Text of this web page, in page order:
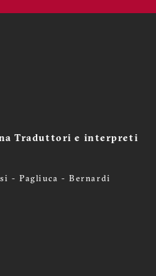
Traduttori e interpreti
- Pagliuca - Bernardi